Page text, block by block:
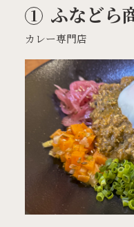
ふなどら
カレー専門店